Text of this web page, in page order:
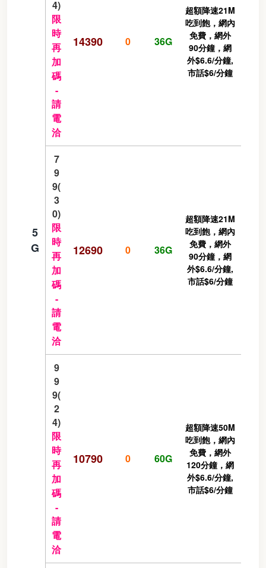
5
G
4)
限
時
再
加
碼
-
請
電
洽
14390 0 36G
超額降速21M
吃到飽，網內
免費，網外
90分鐘，網
外$6.6/分鐘,
市話$6/分鐘
7
9
9(
3
0)
限
時
再
加
碼
-
請
電
洽
12690 0 36G
超額降速21M
吃到飽，網內
免費，網外
90分鐘，網
外$6.6/分鐘,
市話$6/分鐘
9
9
9(
2
4)
限
時
再
加
碼
-
請
電
洽
10790 0 60G
超額降速50M
吃到飽，網內
免費，網外
120分鐘，網
外$6.6/分鐘,
市話$6/分鐘